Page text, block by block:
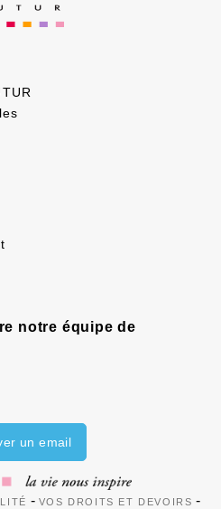
notre équipe de
un email
- VOS DROITS ET DEVOIRS -